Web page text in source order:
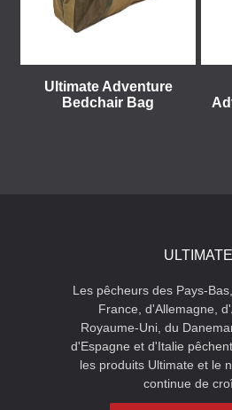
Ultimate Adventure
Bedchair Bag
ULTIMATE
Les pêcheurs des Pays-
France, d'Allemagne,
Royaume-Uni, du
d'Espagne et d'Italie
les produits Ultimate et le
continue de